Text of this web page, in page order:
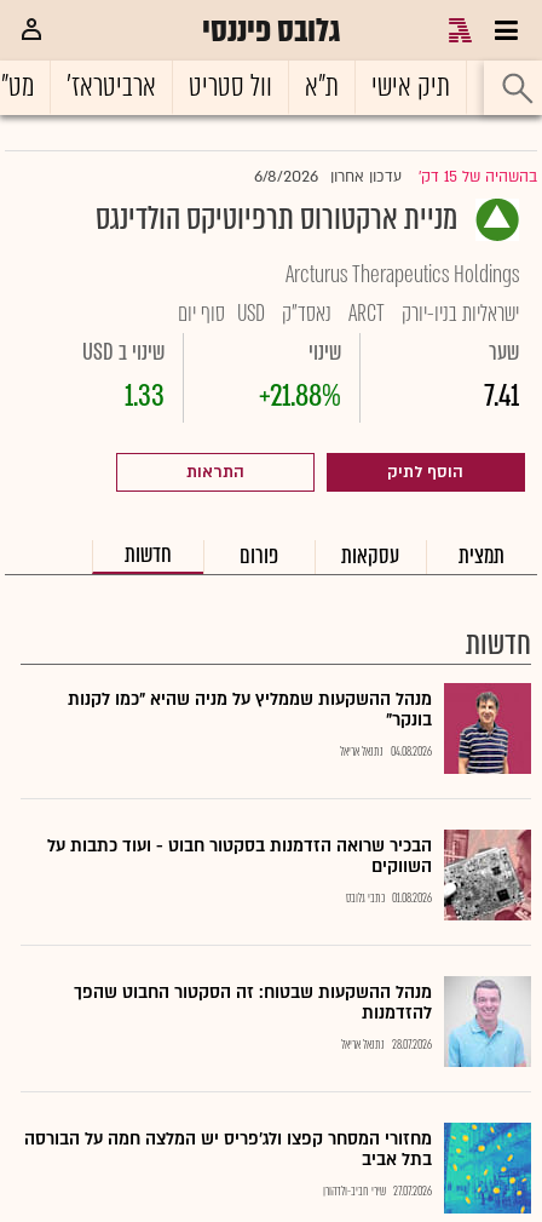
גלובס פיננסי
ראשי תיק אישי ת"א וול סטריט ארביטראז'
בהשהיה של 15 דק' |עדכון אחרון 6/8/2026
מניית ארקטורוס תרפיוטיקס הולדינגס
Arcturus Therapeutics Holdings
ישראליות בניו-יורק ARCT נאסד"ק USD סוף יום
שער
7.41
שינוי
+21.88%
שינוי ב USD
1.33
הוסף לתיק התראות
תמצית עסקאות פורום חדשות
חדשות
מנהל ההשקעות שממליץ על מניה שהיא "כמו לקנות
בונקר"
04.08.2026 נתנאל אריאל
הבכיר שרואה הזדמנות בסקטור חבוט - ועוד כתבות על
השווקים
01.08.2026 כתבי גלובס
מנהל ההשקעות שבטוח: זה הסקטור החבוט שהפך
להזדמנות
28.07.2026 נתנאל אריאל
מחזורי המסחר קפצו ולג'פריס יש המלצה חמה על הבורסה
בתל אביב
27.07.2026 שירי חביב-ולדהורן